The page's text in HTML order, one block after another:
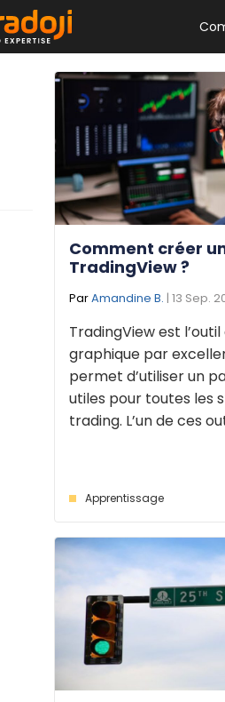
Comment créer
TradingView ?
ParAmandine B. | 13 Sep.
TradingView est l’outil
graphique par
permet d’utiliser un
utiles pour toutes les
trading. L’un de ces
Apprentissage